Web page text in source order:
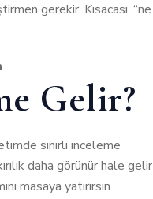
gerekir. Kısacası, “ne
Gelir?
sınırlı inceleme
daha görünür hale gelir
masaya yatırırsın.